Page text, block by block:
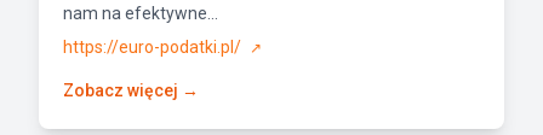
nam na efektywne...
https://euro-podatki.pl/
↗
Zobacz więcej →